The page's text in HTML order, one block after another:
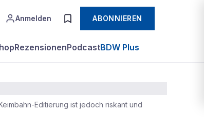
Anmelden ABONNIEREN
RezensionenPodcastBDW Plus
Editierung ist jedoch riskant und